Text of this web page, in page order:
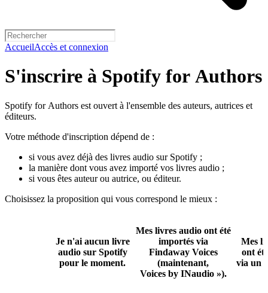
AccueilAccès et connexion
S'inscrire à Spotify for Authors
Spotify for Authors est ouvert à l'ensemble des auteurs, autrices et
éditeurs.
Votre méthode d'inscription dépend de :
si vous avez déjà des livres audio sur Spotify ;
la manière dont vous avez importé vos livres audio ;
si vous êtes auteur ou autrice, ou éditeur.
Choisissez la proposition qui vous correspond le mieux :
Je n'ai aucun livre
audio sur Spotify
pour le moment.
Mes livres audio ont été
importés via
Findaway Voices
(maintenant,
Voices by INaudio »).
Mes
ont
via un